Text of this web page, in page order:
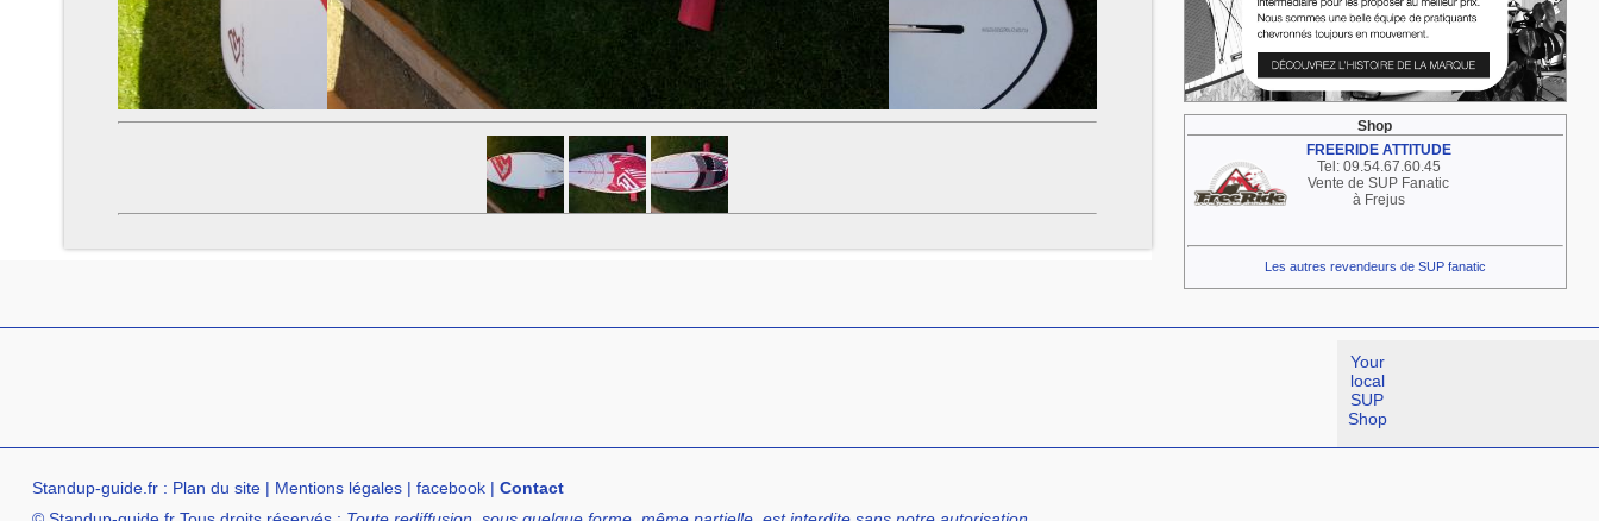
Shop
FREERIDE ATTITUDE
Tel: 09.54.67.60.45
Vente de SUP Fanatic
à Frejus
Les autres revendeurs de SUP fanatic
Your
local
SUP
Shop
Standup-guide.fr: Plan du site| Mentions légales| facebook| Contact